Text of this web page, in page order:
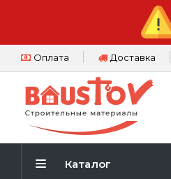
Оплата Доставка
Каталог